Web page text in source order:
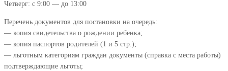
Четверг: с 9:00 — до 13:00
Перечень документов для постановки на очередь:
— копия свидетельства о рождении ребенка;
— копия паспортов родителей (1 и 5 стр.);
— льготным категориям граждан документы (справка с места работы)
подтверждающие льготы;